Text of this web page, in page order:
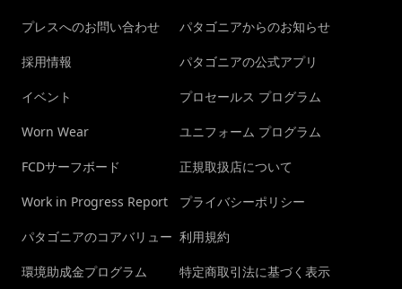
プレスへのお問い合わせ
採用情報
イベント
Worn Wear
FCDサーフボード
Work in Progress Report
パタゴニアのコアバリュー
環境助成金プログラム
パタゴニアからのお知らせ
パタゴニアの公式アプリ
プロセールス プログラム
ユニフォーム プログラム
正規取扱店について
プライバシーポリシー
利用規約
特定商取引法に基づく表示